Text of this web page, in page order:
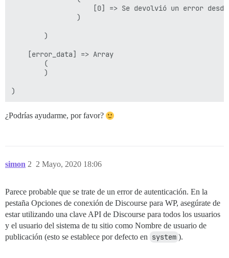
[0] => Se devolvió un error
                )
        )
    [error_data] => Array
        (
        )
¿Podrías ayudarme, por favor?
simon 2 Mayo, 2020 18:06
2
Parece probable que se trate de un error de autenticación. En la
pestaña Opciones de conexión de Discourse para WP, asegúrate de
estar utilizando una clave API de Discourse para todos los usuarios
y el usuario del sistema de tu sitio como Nombre de usuario de
publicación (esto se establece por defecto en system ).